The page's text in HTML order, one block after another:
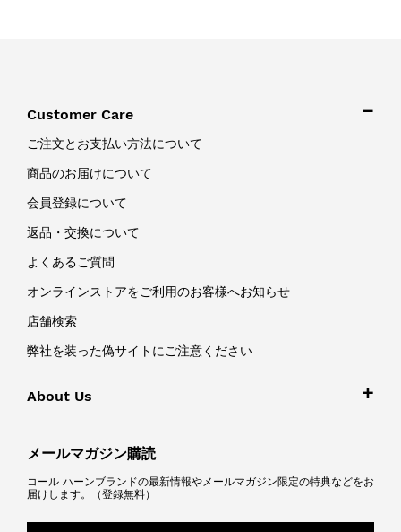
Customer Care
ご注文とお支払い方法について
商品のお届けについて
会員登録について
返品・交換について
よくあるご質問
オンラインストアをご利用のお客様へお知らせ
店舗検索
弊社を装った偽サイトにご注意ください
About Us
メールマガジン購読
コール ハーンブランドの最新情報やメールマガジン限定の特典などをお
届けします。（登録無料）